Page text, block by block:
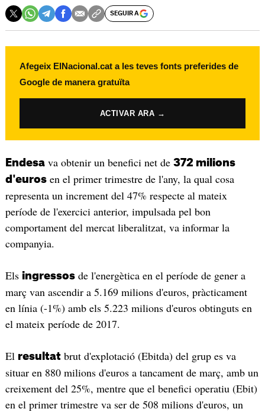
SEGUIR A
Afegeix ElNacional.cat a les teves fonts preferides de
Google de manera gratuïta
ACTIVAR ARA →
Endesava obtenir un benefici net de 372 milions
d'eurosen el primer trimestre de l'any, la qual cosa
representa un increment del 47% respecte al mateix
període de l'exercici anterior, impulsada pel bon
comportament del mercat liberalitzat, va informar la
companyia.
Els ingressosde l'energètica en el període de gener a
març van ascendir a 5.169 milions d'euros, pràcticament
en línia (-1%) amb els 5.223 milions d'euros obtinguts en
el mateix període de 2017.
El resultatbrut d'explotació (Ebitda) del grup es va
situar en 880 milions d'euros a tancament de març, amb un
creixement del 25%, mentre que el benefici operatiu (Ebit)
en el primer trimestre va ser de 508 milions d'euros, un